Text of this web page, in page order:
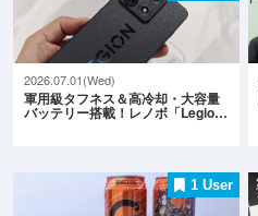
2026.07.01(Wed)
軍用級タフネス＆高冷却・大容量
バッテリー搭載！レノボ「Legio…
1 User